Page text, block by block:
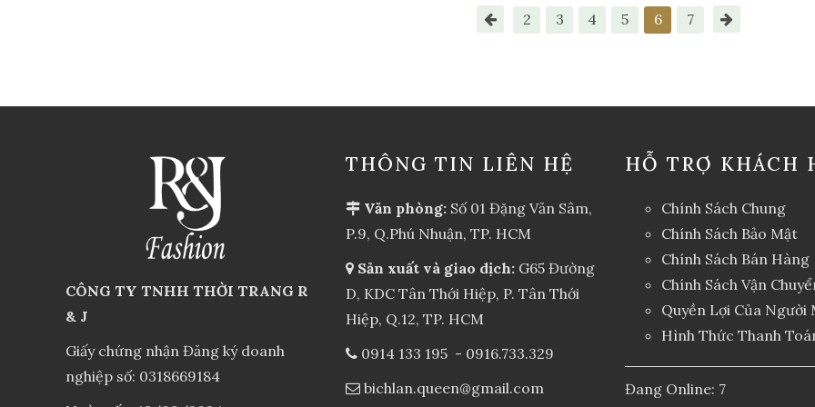
2 3 4 5 6 7
CÔNG TY TNHH THỜI TRANG R
& J
Giấy chứng nhận Đăng ký doanh
nghiệp số: 0318669184
THÔNG TIN LIÊN HỆ
Văn phòng: Số 01 Đặng Văn Sâm,
P.9, Q.Phú Nhuận, TP. HCM
Sản xuất và giao dịch: G65 Đường
D, KDC Tân Thới Hiệp, P. Tân Thới
Hiệp, Q.12, TP. HCM
0914 133 195- 0916.733.329
bichlan.queen@gmail.com
HỖ TRỢ KHÁCH
Chính Sách Chung
Chính Sách Bảo Mật
Chính Sách Bán Hàng
Chính Sách Vận
Quyền Lợi Của Người
Hình Thức Thanh
Đang Online: 7